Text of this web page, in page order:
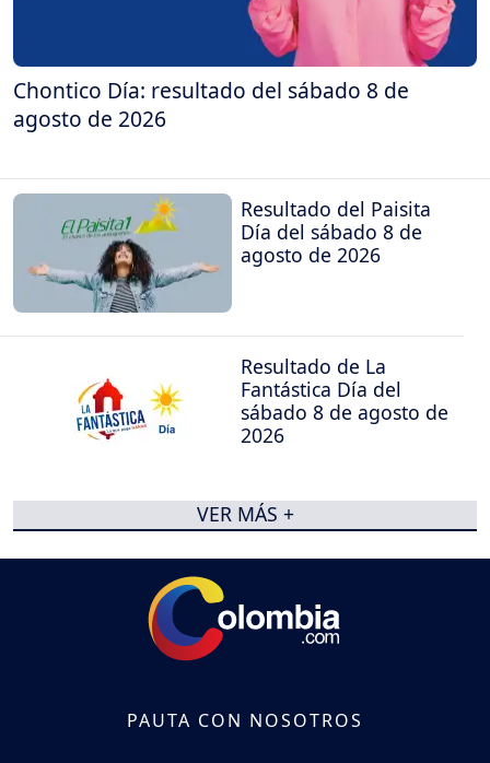
Chontico Día: resultado del sábado 8 de
agosto de 2026
Resultado del Paisita
Día del sábado 8 de
agosto de 2026
Resultado de La
Fantástica Día del
sábado 8 de agosto de
2026
VER MÁS +
PAUTA CON NOSOTROS